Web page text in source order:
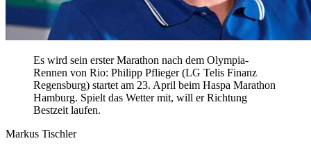
Es wird sein erster Marathon nach dem Olympia-
Rennen von Rio: Philipp Pflieger (LG Telis Finanz
Regensburg) startet am 23. April beim Haspa Marathon
Hamburg. Spielt das Wetter mit, will er Richtung
Bestzeit laufen.
Markus Tischler